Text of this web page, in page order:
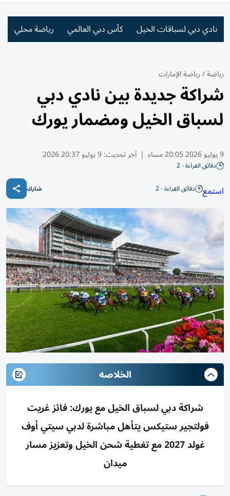
نادي دبي لسباقات الخيل كأس دبي العالمي رياضة محلي
رياضة/رياضة الإمارات
شراكة جديدة بين نادي دبي
لسباق الخيل ومضمار يورك
9 يوليو 2026 20:05 مساء | آخر تحديث:9 يوليو 20:37 2026
دقائق القراءة - 2
استمع دقائق القراءة - 2 شارك
الخلاصه
شراكة دبي لسباق الخيل مع يورك: فائز غريت
فولتجير ستيكس يتأهل مباشرة لدبي سيتي أوف
غولد 2027 مع تغطية شحن الخيل وتعزيز مسار
ميدان